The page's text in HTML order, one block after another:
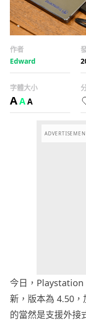
作者
Edward
字體大小
AAA
今日，
新，版本為 4.50
的當然是支援外接